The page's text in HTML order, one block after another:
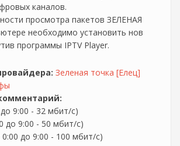
каналов.
просмотра пакетов ЗЕЛЕНАЯ
необходимо установить нов
программы IPTV Player.
Зеленая точка [Елец]
9:00 - 32 мбит/с)
до 9:00 - 50 мбит/с)
до 9:00 - 100 мбит/с)